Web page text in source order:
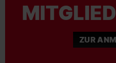
ZUR